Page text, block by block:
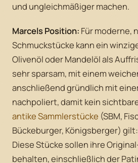
und ungleichmäßiger machen.
Marcels Position: Für moderne,
Schmuckstücke kann ein
Olivenöl oder Mandelöl als
sehr sparsam, mit einem
anschließend gründlich mit
nachpoliert, damit kein
antike Sammlerstücke (SBM,
Bückeburger, Königsberger) gilt:
Diese Stücke sollen ihre
behalten, einschließlich der